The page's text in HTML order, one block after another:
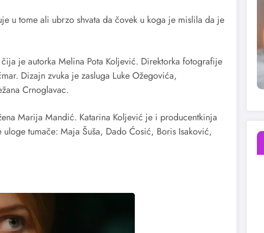
u tome ali ubrzo shvata da čovek u koga je mislila da je
je autorka Melina Pota Koljević. Direktorka fotografije
Dizajn zvuka je zasluga Luke Ožegovića,
Crnoglavac.
Marija Mandić. Katarina Koljević je i producentkinja
tumače: Maja Šuša, Dado Ćosić, Boris Isaković,